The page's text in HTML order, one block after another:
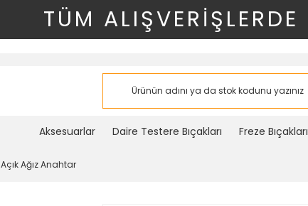
TÜM ALIŞVERİŞLERDE
Aksesuarlar Daire Testere Bıçakları Freze Bıçakları
Açık Ağız Anahtar